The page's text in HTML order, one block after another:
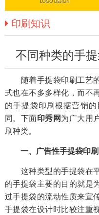
印刷知识
不同种类的手
随着手提袋印刷工艺
式也在不多多样化，而不
的手提袋印刷根据营销
同。下面印秀网为广大用
刷种类。
一、广告性手提袋印刷
这种类型的手提袋在平
的手提袋主要的目的就是
过手提袋的流动性质来宣
手提袋在设计时比较注重